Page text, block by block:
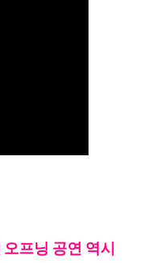
오프닝 공연 역시